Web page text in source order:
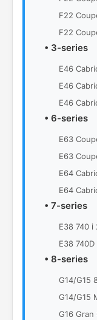
F22
F22
• 3-series
E46
E46
E46
• 6-series
E63
E63
E64
E64
• 7-series
E38 740 i
E38 740D
• 8-series
G14/G15
G14/G15
G16